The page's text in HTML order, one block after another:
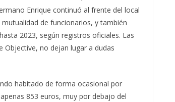
Enrique continuó al frente del local
mutualidad de funcionarios, y también
2023, según registros oficiales. Las
no dejan lugar a dudas
habitado de forma ocasional por
853 euros, muy por debajo del